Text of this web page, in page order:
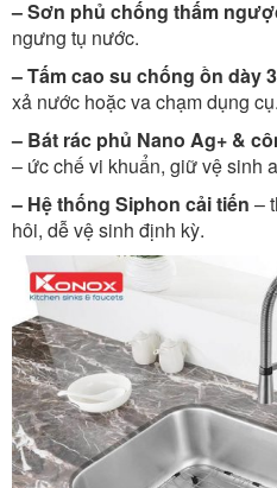
– Sơn phủ chống thấm
ngưng tụ nước.
– Tấm cao su chống ồn dày
xả nước hoặc va chạm dụng cụ.
– Bát rác phủ Nano Ag+ &
– ức chế vi khuẩn, giữ vệ sinh
– Hệ thống Siphon cải tiến –
hôi, dễ vệ sinh định kỳ.